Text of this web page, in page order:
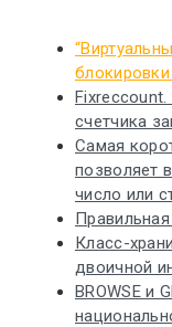
Fixreccount.
счетчика
Самая
позволяет
число или
Класс-
двоичной
BROWSE и